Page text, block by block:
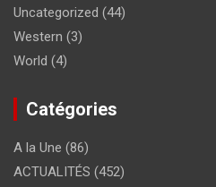
Uncategorized (44)
Western (3)
World (4)
Catégories
A la Une (86)
ACTUALITÉS (452)